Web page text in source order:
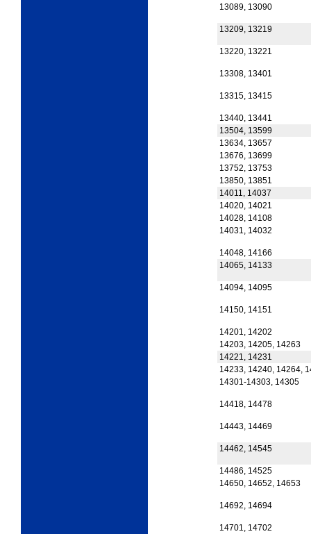
13089, 13090
13209, 13219
13220, 13221
13308, 13401
13315, 13415
13440, 13441
13504, 13599
13634, 13657
13676, 13699
13752, 13753
13850, 13851
14011, 14037
14020, 14021
14028, 14108
14031, 14032
14048, 14166
14065, 14133
14094, 14095
14150, 14151
14201, 14202
14203, 14205, 14263
14221, 14231
14233, 14240, 14264,
14301-14303, 14305
14418, 14478
14443, 14469
14462, 14545
14486, 14525
14650, 14652, 14653
14692, 14694
14701, 14702